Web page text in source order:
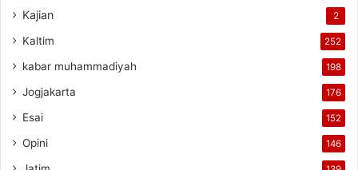
Kajian 2
Kaltim 252
kabar muhammadiyah 198
Jogjakarta 176
Esai 152
Opini 146